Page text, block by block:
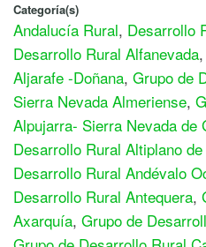
Categoría(s)
Andalucía Rural, Desarrollo
Desarrollo Rural Alfanevada,
Aljarafe -Doñana, Grupo de
Sierra Nevada Almeriense,
Alpujarra- Sierra Nevada de
Desarrollo Rural Altiplano
Desarrollo Rural Andévalo
Desarrollo Rural Antequera,
Axarquía, Grupo de